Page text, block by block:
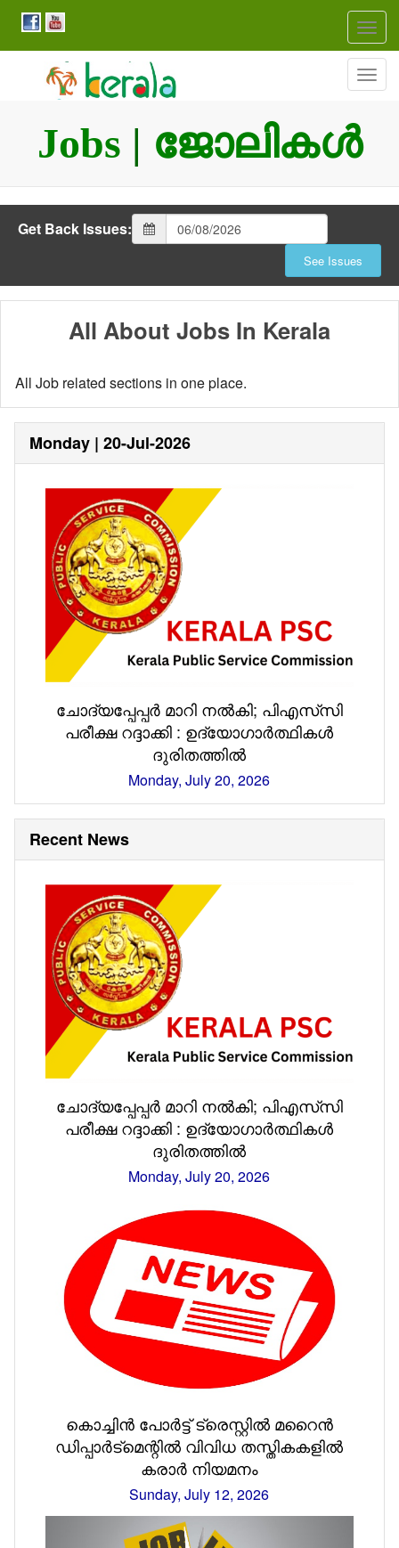
Jobs | ജോലികള്‍
Get Back Issues:
All About Jobs In Kerala
All Job related sections in one place.
Monday | 20-Jul-2026
ചോദ്യപ്പേപ്പർ മാറി നൽകി; പിഎസ്‌സി
പരീക്ഷ റദ്ദാക്കി : ഉദ്യോഗാർത്ഥികൾ
ദുരിതത്തിൽ
Monday, July 20, 2026
Recent News
ചോദ്യപ്പേപ്പർ മാറി നൽകി; പിഎസ്‌സി
പരീക്ഷ റദ്ദാക്കി : ഉദ്യോഗാർത്ഥികൾ
ദുരിതത്തിൽ
Monday, July 20, 2026
കൊച്ചിൻ പോർട്ട് ട്രെസ്റ്റിൽ മറൈൻ
ഡിപ്പാർട്മെന്റിൽ വിവിധ തസ്തികകളിൽ
കരാർ നിയമനം
Sunday, July 12, 2026